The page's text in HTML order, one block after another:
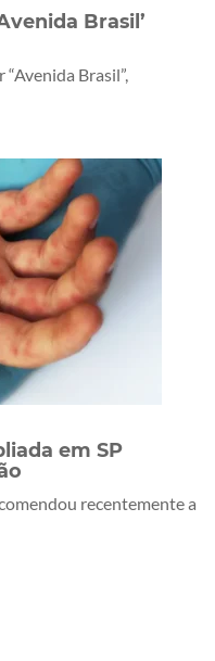
Brasil’
Brasil”,
em SP
recentemente a